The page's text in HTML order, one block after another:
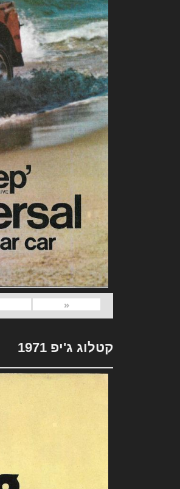
«
קטלוג ג'יפ 1971